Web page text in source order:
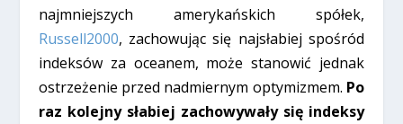
najmniejszych amerykańskich spółek,
Russell2000, zachowując się najsłabiej spośród
indeksów za oceanem, może stanowić jednak
ostrzeżenie przed nadmiernym optymizmem. Po
raz kolejny słabiej zachowywały się indeksy